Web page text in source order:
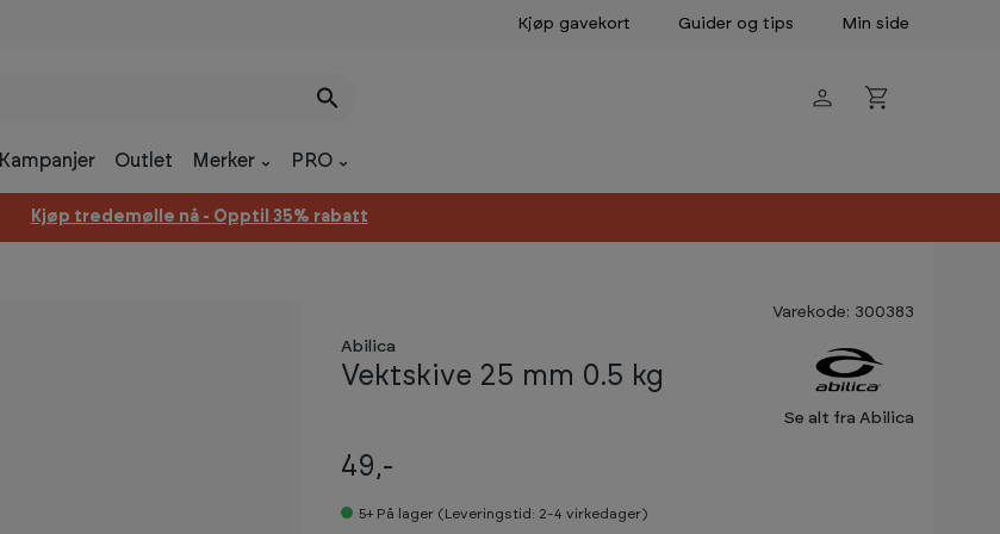
Kjøp gavekort Guider og tips Min side
Kampanjer Outlet Merker PRO
Kjøp tredemølle nå - Opptil 35% rabatt
Varekode: 300383
Abilica
Vektskive 25 mm 0.5 kg
Se alt fra Abilica
49,-
5+ På lager (Leveringstid: 2-4 virkedager)